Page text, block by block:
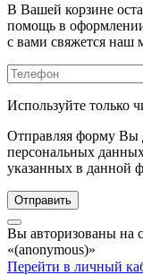
В Вашей корзине
помощь в оформлении
с вами свяжется наш
Используйте только
Отправляя форму Вы
персональных
указанных в данной
Отправить
Вы авторизованы на
«(anonymous)»
Перейти в личный